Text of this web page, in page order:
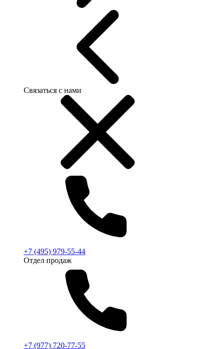
Связаться с нами
+7 (495) 979-55-44
Отдел продаж
+7 (977) 720-77-55